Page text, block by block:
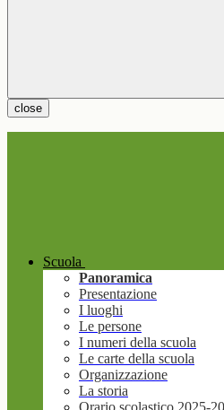
close
Scuola
Panoramica
Presentazione
I luoghi
Le persone
I numeri della scuola
Le carte della scuola
Organizzazione
La storia